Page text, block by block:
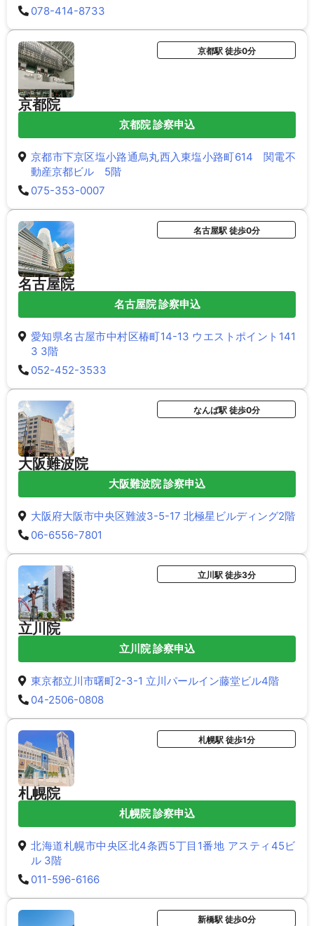
078-414-8733
京都院
京都駅 徒歩0分
京都院 診察申込
京都市下京区塩小路通烏丸西入東塩小路町614 関電不
動産京都ビル 5階
075-353-0007
名古屋院
名古屋駅 徒歩0分
名古屋院 診察申込
愛知県名古屋市中村区椿町14-13 ウエストポイント141
3 3階
052-452-3533
大阪難波院
なんば駅 徒歩0分
大阪難波院 診察申込
大阪府大阪市中央区難波3-5-17 北極星ビルディング2階
06-6556-7801
立川院
立川駅 徒歩3分
立川院 診察申込
東京都立川市曙町2-3-1 立川パールイン藤堂ビル4階
04-2506-0808
札幌院
札幌駅 徒歩1分
札幌院 診察申込
北海道札幌市中央区北4条西5丁目1番地 アスティ45ビ
ル 3階
011-596-6166
新橋駅 徒歩0分